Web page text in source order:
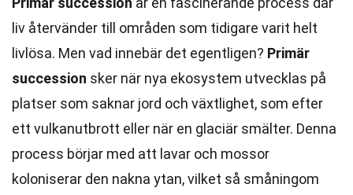
liv återvänder till områden som tidigare varit helt
livlösa. Men vad innebär det egentligen? Primär
succession sker när nya ekosystem utvecklas på
platser som saknar jord och växtlighet, som efter
ett vulkanutbrott eller när en glaciär smälter. Denna
process börjar med att lavar och mossor
koloniserar den nakna ytan, vilket så småningom